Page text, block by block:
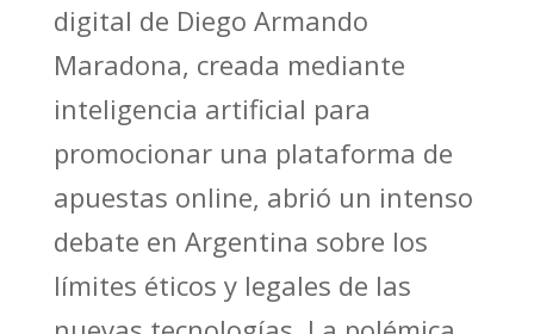
digital de Diego Armando
Maradona, creada mediante
inteligencia artificial para
promocionar una plataforma de
apuestas online, abrió un intenso
debate en Argentina sobre los
límites éticos y legales de las